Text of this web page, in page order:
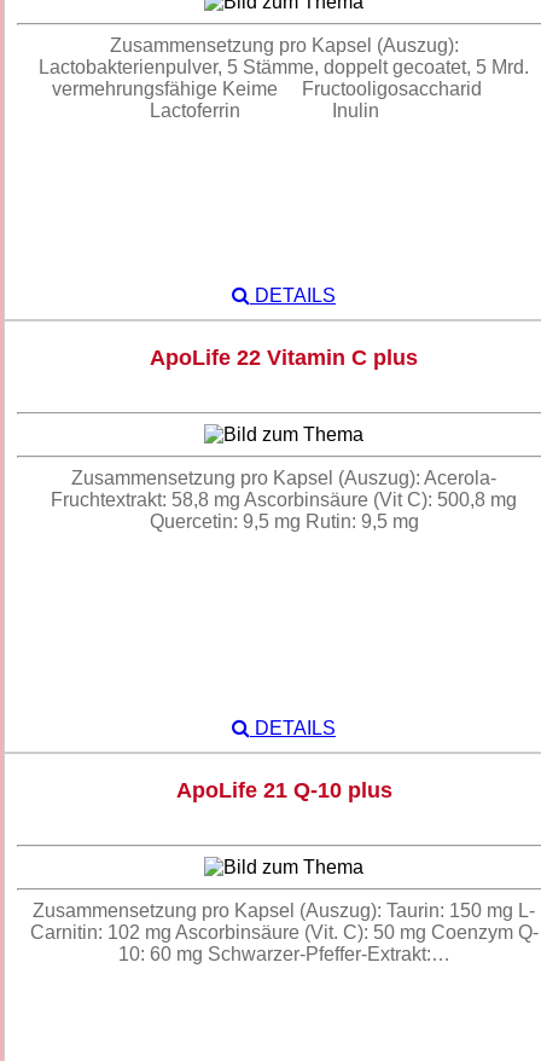
Zusammensetzung pro Kapsel (Auszug):
Lactobakterienpulver, 5 Stämme, doppelt gecoatet, 5 Mrd.
vermehrungsfähige Keime Fructooligosaccharid
Lactoferrin Inulin
DETAILS
ApoLife 22 Vitamin C plus
Zusammensetzung pro Kapsel (Auszug): Acerola-
Fruchtextrakt: 58,8 mg Ascorbinsäure (Vit C): 500,8 mg
Quercetin: 9,5 mg Rutin: 9,5 mg
DETAILS
ApoLife 21 Q-10 plus
Zusammensetzung pro Kapsel (Auszug): Taurin: 150 mg L-
Carnitin: 102 mg Ascorbinsäure (Vit. C): 50 mg Coenzym Q-
10: 60 mg Schwarzer-Pfeffer-Extrakt:…